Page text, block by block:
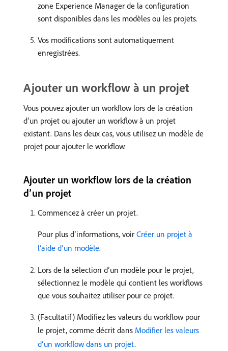
zone Experience Manager de la configuration
sont disponibles dans les modèles ou les projets.
Vos modifications sont automatiquement
enregistrées.
Ajouter un workflow à un projet
Vous pouvez ajouter un workflow lors de la création
d’un projet ou ajouter un workflow à un projet
existant. Dans les deux cas, vous utilisez un modèle de
projet pour ajouter le workflow.
Ajouter un workflow lors de la création
d’un projet
Commencez à créer un projet.
Pour plus d’informations, voir Créer un projet à
l’aide d’un modèle.
Lors de la sélection d’un modèle pour le projet,
sélectionnez le modèle qui contient les workflows
que vous souhaitez utiliser pour ce projet.
(Facultatif) Modifiez les valeurs du workflow pour
le projet, comme décrit dans Modifier les valeurs
d’un workflow dans un projet.